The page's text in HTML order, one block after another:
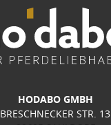
HODABO GMBH
BRESCHNECKER STR. 13